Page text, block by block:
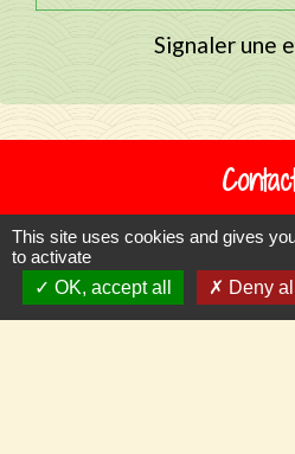
Signaler une
Commune
66300 Llupia -
+33 4 68
This site uses cookies and gives
to activate
OK, accept all
Deny